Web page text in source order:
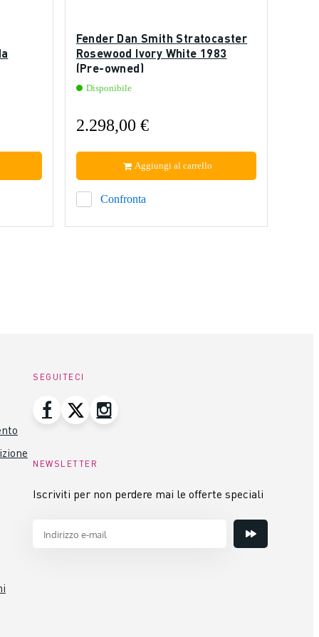
Fender Dan Smith Stratocaster
Rosewood Ivory White 1983
(Pre-owned)
Disponibile
2.298,00 €
Confronta
Aggiungi al carrello
SEGUITECI
NEWSLETTER
Iscriviti per non perdere mai le offerte speciali